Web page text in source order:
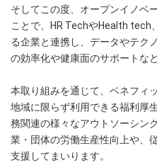
そしてこの度、オープンイノベ
ことで、HR TechやHealth tech
る企業と連携し、データやテク
の効率化や健康面のサポートな
本取り組みを通じて、ベネフィ
地域に限らず利用できる福利厚
務関連の様々なアウトソーシン
業・団体の労働生産性向上や、
支援してまいります。